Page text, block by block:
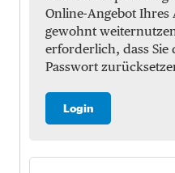
Online-Angebot Ihres
gewohnt
erforderlich, dass
Passwort
Login